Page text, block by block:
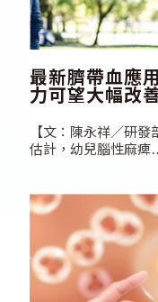
最新臍帶血應
力可望大幅改
【文：陳永祥／研發部 專案經理
估計，幼兒腦性麻痺